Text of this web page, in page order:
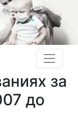
за
до